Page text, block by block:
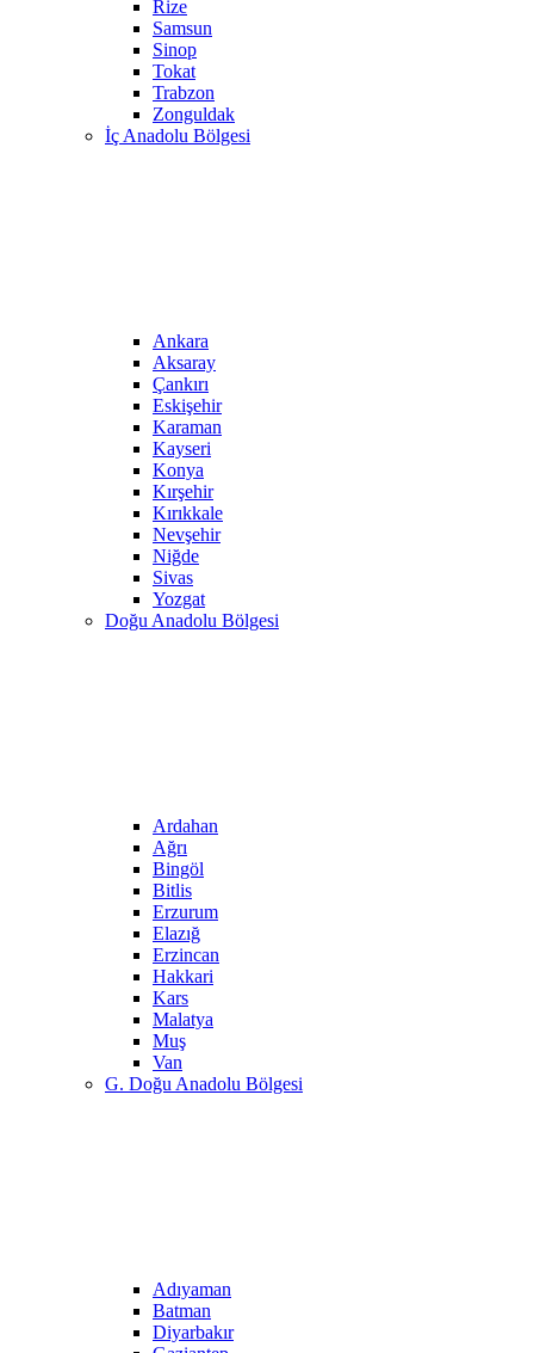
Rize
Samsun
Sinop
Tokat
Trabzon
Zonguldak
İç Anadolu Bölgesi
Ankara
Aksaray
Çankırı
Eskişehir
Karaman
Kayseri
Konya
Kırşehir
Kırıkkale
Nevşehir
Niğde
Sivas
Yozgat
Doğu Anadolu Bölgesi
Ardahan
Ağrı
Bingöl
Bitlis
Erzurum
Elazığ
Erzincan
Hakkari
Kars
Malatya
Muş
Van
G. Doğu Anadolu Bölgesi
Adıyaman
Batman
Diyarbakır